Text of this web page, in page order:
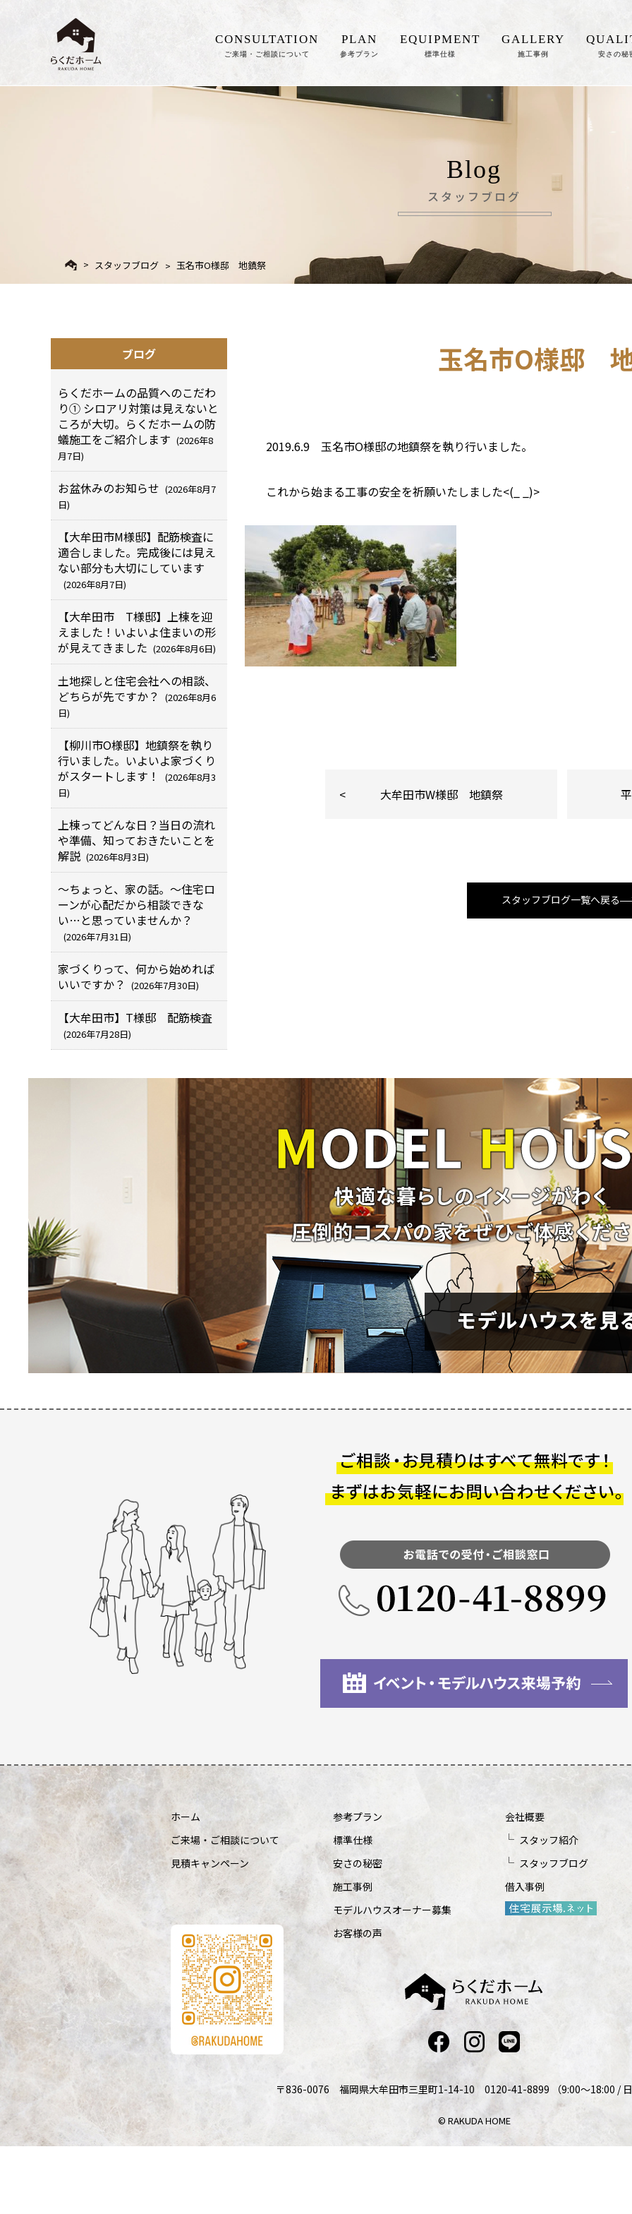
CONSULTATION
ご来場・ご相談について
PLAN
参考プラン
EQUIPMENT
標準仕様
GALLERY
施工事例 安さの秘
Blog
スタッフブログ
スタッフブログ 玉名市O様邸 地鎮祭
玉名市O様邸
2019.6.9 玉名市O様邸の地鎮祭を執り行いました。
これから始まる工事の安全を祈願いたしました<(_ _)>
大牟田市W様邸 地鎮祭
スタッフブログ一覧へ戻る
ブログ
らくだホームの品質へのこだわ
り① シロアリ対策は見えないと
ころが大切。らくだホームの防
蟻施工をご紹介します (2026年8
月7日)
お盆休みのお知らせ (2026年8月7
日)
【大牟田市M様邸】配筋検査に
適合しました。完成後には見え
ない部分も大切にしています
(2026年8月7日)
【大牟田市 T様邸】上棟を迎
えました！いよいよ住まいの形
が見えてきました (2026年8月6日)
土地探しと住宅会社への相談、
どちらが先ですか？
(2026年8月6
日)
【柳川市O様邸】地鎮祭を執り
行いました。いよいよ家づくり
がスタートします！
(2026年8月3
日)
上棟ってどんな日？当日の流れ
や準備、知っておきたいことを
解説 (2026年8月3日)
～ちょっと、家の話。～住宅ロ
ーンが心配だから相談できな
い…と思っていませんか？
(2026年7月31日)
家づくりって、何から始めれば
いいですか？
(2026年7月30日)
【大牟田市】T様邸 配筋検査
(2026年7月28日)
ホーム
ご来場・ご相談について
見積キャンペーン
参考プラン
標準仕様
安さの秘密
施工事例
モデルハウスオーナー募集
お客様の声
会社概要
スタッフ紹介
スタッフブログ
借入事例
〒836-0076 福岡県大牟田市三里町1-14-10 0120-41-8899 （9:00～18:00 / 日
© RAKUDA HOME